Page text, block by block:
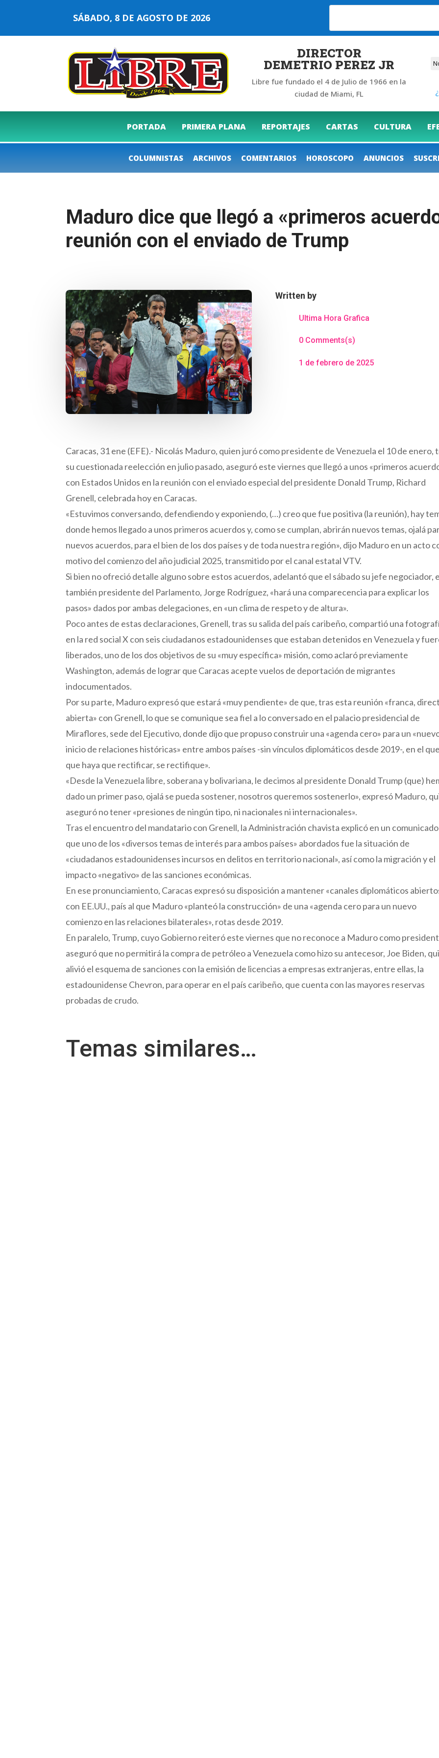
SÁBADO, 8 DE AGOSTO DE 2026
DIRECTOR
DEMETRIO PEREZ JR
Libre fue fundado el 4 de Julio de 1966 en la
ciudad de Miami, FL
PORTADA PRIMERA PLANA REPORTAJES CARTAS CULTURA
COLUMNISTAS ARCHIVOS COMENTARIOS HOROSCOPO ANUNCIOS
Maduro dice que llegó a «primeros
reunión con el enviado de Trump
Written by
Ultima Hora Grafica
0 Comments(s)
1 de febrero de 2025
Caracas, 31 ene (EFE).- Nicolás Maduro, quien juró como presidente de Venezuela el 10 de enero,
su cuestionada reelección en julio pasado, aseguró este viernes que llegó a unos «primeros
con Estados Unidos en la reunión con el enviado especial del presidente Donald Trump, Richard
Grenell, celebrada hoy en Caracas.
«Estuvimos conversando, defendiendo y exponiendo, (…) creo que fue positiva (la reunión), hay
donde hemos llegado a unos primeros acuerdos y, como se cumplan, abrirán nuevos temas, ojalá
nuevos acuerdos, para el bien de los dos países y de toda nuestra región», dijo Maduro en un acto
motivo del comienzo del año judicial 2025, transmitido por el canal estatal VTV.
Si bien no ofreció detalle alguno sobre estos acuerdos, adelantó que el sábado su jefe negociador,
también presidente del Parlamento, Jorge Rodríguez, «hará una comparecencia para explicar los
pasos» dados por ambas delegaciones, en «un clima de respeto y de altura».
Poco antes de estas declaraciones, Grenell, tras su salida del país caribeño, compartió una
en la red social X con seis ciudadanos estadounidenses que estaban detenidos en Venezuela y
liberados, uno de los dos objetivos de su «muy específica» misión, como aclaró previamente
Washington, además de lograr que Caracas acepte vuelos de deportación de migrantes
indocumentados.
Por su parte, Maduro expresó que estará «muy pendiente» de que, tras esta reunión «franca,
abierta» con Grenell, lo que se comunique sea fiel a lo conversado en el palacio presidencial de
Miraflores, sede del Ejecutivo, donde dijo que propuso construir una «agenda cero» para un
inicio de relaciones históricas» entre ambos países -sin vínculos diplomáticos desde 2019-, en el
que haya que rectificar, se rectifique».
«Desde la Venezuela libre, soberana y bolivariana, le decimos al presidente Donald Trump (que)
dado un primer paso, ojalá se pueda sostener, nosotros queremos sostenerlo», expresó Maduro,
aseguró no tener «presiones de ningún tipo, ni nacionales ni internacionales».
Tras el encuentro del mandatario con Grenell, la Administración chavista explicó en un comunicado
que uno de los «diversos temas de interés para ambos países» abordados fue la situación de
«ciudadanos estadounidenses incursos en delitos en territorio nacional», así como la migración y el
impacto «negativo» de las sanciones económicas.
En ese pronunciamiento, Caracas expresó su disposición a mantener «canales diplomáticos
con EE.UU., país al que Maduro «planteó la construcción» de una «agenda cero para un nuevo
comienzo en las relaciones bilaterales», rotas desde 2019.
En paralelo, Trump, cuyo Gobierno reiteró este viernes que no reconoce a Maduro como
aseguró que no permitirá la compra de petróleo a Venezuela como hizo su antecesor, Joe Biden,
alivió el esquema de sanciones con la emisión de licencias a empresas extranjeras, entre ellas, la
estadounidense Chevron, para operar en el país caribeño, que cuenta con las mayores reservas
probadas de crudo.
Temas similares…